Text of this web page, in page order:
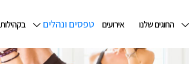
החוגים שלנו אירועים טפסים ונהלים בקהילות